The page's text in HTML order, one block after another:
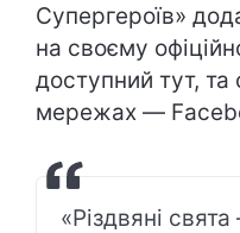
Супергероїв»
на своєму
доступний тут, та
мережах —
«Різдвяні